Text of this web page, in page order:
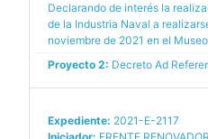
Declarando de interés la
de la Industria Naval a
noviembre de 2021 en el
Proyecto 2: Decreto Ad
Expediente: 2021-E-2117